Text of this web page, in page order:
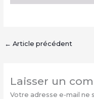
← Article précédent
Laisser un
Votre adresse e-mail ne